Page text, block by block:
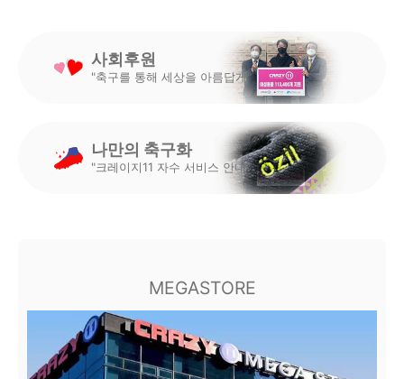
사회후원
"축구를 통해 세상을 아름답게"
나만의 축구화
"크레이지11 자수 서비스 안내"
MEGASTORE